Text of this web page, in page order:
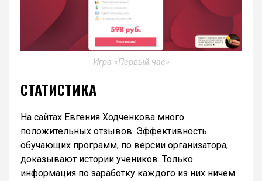
Игра «Первый час»
СТАТИСТИКА
На сайтах Евгения Ходченкова много
положительных отзывов. Эффективность
обучающих программ, по версии организатора,
доказывают истории учеников. Только
информация по заработку каждого из них ничем